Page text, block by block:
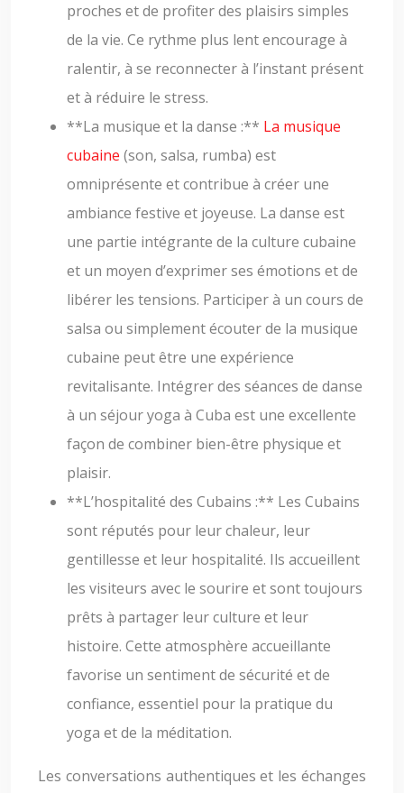
proches et de profiter des plaisirs simples
de la vie. Ce rythme plus lent encourage à
ralentir, à se reconnecter à l’instant présent
et à réduire le stress.
**La musique et la danse :** La musique
cubaine (son, salsa, rumba) est
omniprésente et contribue à créer une
ambiance festive et joyeuse. La danse est
une partie intégrante de la culture cubaine
et un moyen d’exprimer ses émotions et de
libérer les tensions. Participer à un cours de
salsa ou simplement écouter de la musique
cubaine peut être une expérience
revitalisante. Intégrer des séances de danse
à un séjour yoga à Cuba est une excellente
façon de combiner bien-être physique et
plaisir.
**L’hospitalité des Cubains :** Les Cubains
sont réputés pour leur chaleur, leur
gentillesse et leur hospitalité. Ils accueillent
les visiteurs avec le sourire et sont toujours
prêts à partager leur culture et leur
histoire. Cette atmosphère accueillante
favorise un sentiment de sécurité et de
confiance, essentiel pour la pratique du
yoga et de la méditation.
Les conversations authentiques et les échanges